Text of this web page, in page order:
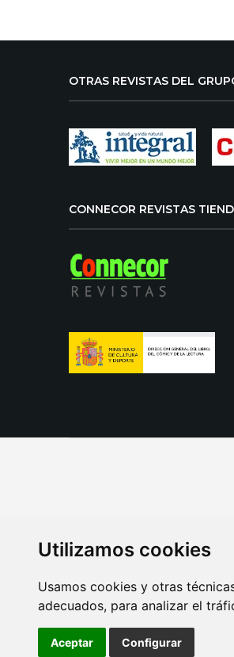
Utilizamos cookies
Usamos cookies y otras
adecuados, para analizar el
Aceptar Configurar
OTRAS REVISTAS DEL
CONNECOR REVISTAS
AVISO LEGAL